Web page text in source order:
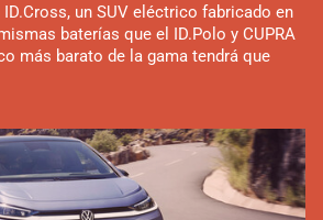
un SUV eléctrico fabricado en
baterías que el ID.Polo y CUPRA
más barato de la gama tendrá que